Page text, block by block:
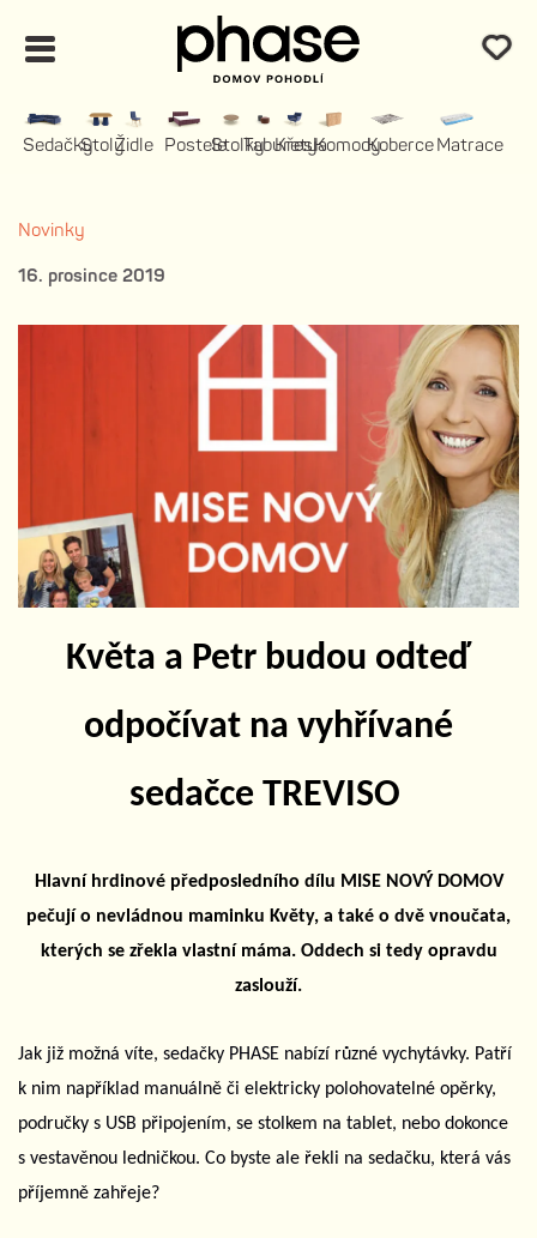
SedačkyStolyŽidle PosteleStolkyTaburety
KřeslaKomodyKoberceMatrace
Novinky
16. prosince 2019
Květa a Petr budou odteď
odpočívat na vyhřívané
sedačce TREVISO
Hlavní hrdinové předposledního dílu MISE NOVÝ DOMOV
pečují o nevládnou maminku Květy, a také o dvě vnoučata,
kterých se zřekla vlastní máma. Oddech si tedy opravdu
zaslouží.
Jak již možná víte, sedačky PHASE nabízí různé vychytávky. Patří
k nim například manuálně či elektricky polohovatelné opěrky,
područky s USB připojením, se stolkem na tablet, nebo dokonce
s vestavěnou ledničkou. Co byste ale řekli na sedačku, která vás
příjemně zahřeje?